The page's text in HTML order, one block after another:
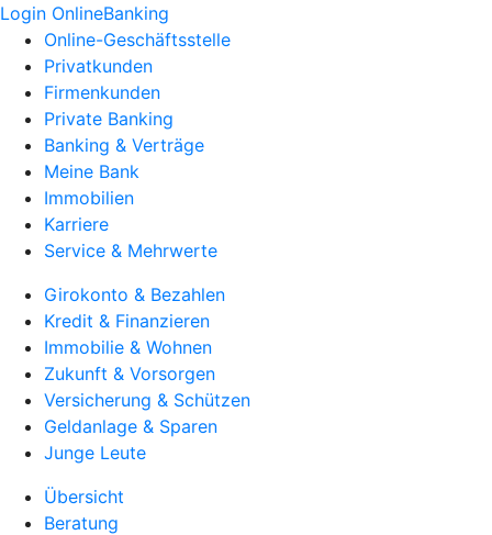
Login OnlineBanking
Online-Geschäftsstelle
Privatkunden
Firmenkunden
Private Banking
Banking & Verträge
Meine Bank
Immobilien
Karriere
Service & Mehrwerte
Girokonto & Bezahlen
Kredit & Finanzieren
Immobilie & Wohnen
Zukunft & Vorsorgen
Versicherung & Schützen
Geldanlage & Sparen
Junge Leute
Übersicht
Beratung